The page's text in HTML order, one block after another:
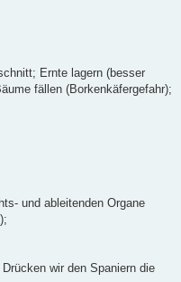
Ernte lagern (besser
fällen (Borkenkäfergefahr);
und ableitenden Organe
wir den Spaniern die